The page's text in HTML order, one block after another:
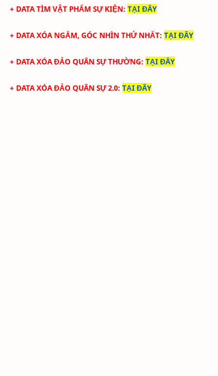
+ DATA TÌM VẬT PHẨM SỰ KIỆN: TẠI ĐÂY
+ DATA XÓA NGẮM, GÓC NHÌN THỨ NHẤT: TẠI ĐÂY
+ DATA XÓA ĐẢO QUÂN SỰ THƯỜNG: TẠI ĐÂY
+ DATA XÓA ĐẢO QUÂN SỰ 2.0: TẠI ĐÂY